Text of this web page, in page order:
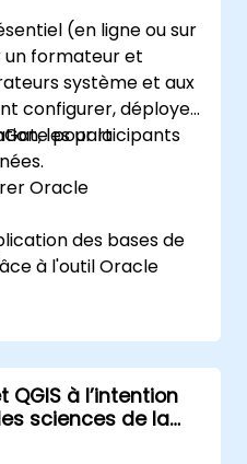
(en ligne ou sur
un formateur et
système et aux
configurer, déployer
pour la
les participants
Oracle
des bases de
à l'outil Oracle
d'Oracle
une réplication et
de données.
d'Oracle
les problèmes.
QGIS à l’intention
sciences de la